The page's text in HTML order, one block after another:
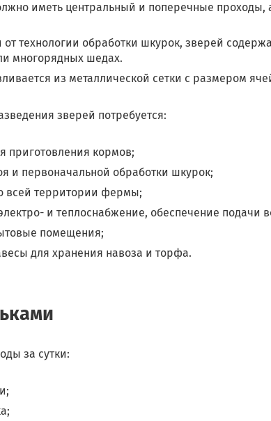
иметь центральный и поперечные проходы,
от технологии обработки шкурок, зверей
многорядных шедах.
из металлической сетки с размером
зверей потребуется:
приготовления кормов;
и первоначальной обработки шкурок;
всей территории фермы;
и теплоснабжение, обеспечение подачи
помещения;
для хранения навоза и торфа.
за сутки: